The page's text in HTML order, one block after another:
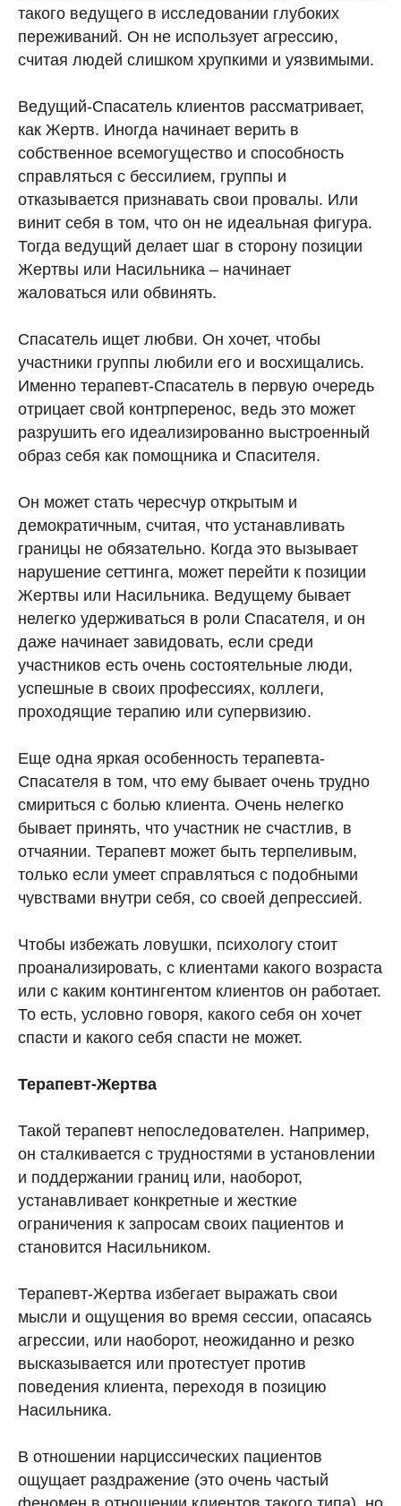
такого ведущего в исследовании глубоких
переживаний. Он не использует агрессию,
считая людей слишком хрупкими и уязвимыми.
Ведущий-Спасатель клиентов рассматривает,
как Жертв. Иногда начинает верить в
собственное всемогущество и способность
справляться с бессилием, группы и
отказывается признавать свои провалы. Или
винит себя в том, что он не идеальная фигура.
Тогда ведущий делает шаг в сторону позиции
Жертвы или Насильника – начинает
жаловаться или обвинять.
Спасатель ищет любви. Он хочет, чтобы
участники группы любили его и восхищались.
Именно терапевт-Спасатель в первую очередь
отрицает свой контрперенос, ведь это может
разрушить его идеализированно выстроенный
образ себя как помощника и Спасителя.
Он может стать чересчур открытым и
демократичным, считая, что устанавливать
границы не обязательно. Когда это вызывает
нарушение сеттинга, может перейти к позиции
Жертвы или Насильника. Ведущему бывает
нелегко удерживаться в роли Спасателя, и он
даже начинает завидовать, если среди
участников есть очень состоятельные люди,
успешные в своих профессиях, коллеги,
проходящие терапию или супервизию.
Еще одна яркая особенность терапевта-
Спасателя в том, что ему бывает очень трудно
смириться с болью клиента. Очень нелегко
бывает принять, что участник не счастлив, в
отчаянии. Терапевт может быть терпеливым,
только если умеет справляться с подобными
чувствами внутри себя, со своей депрессией.
Чтобы избежать ловушки, психологу стоит
проанализировать, с клиентами какого возраста
или с каким контингентом клиентов он работает.
То есть, условно говоря, какого себя он хочет
спасти и какого себя спасти не может.
Терапевт-Жертва
Такой терапевт непоследователен. Например,
он сталкивается с трудностями в установлении
и поддержании границ или, наоборот,
устанавливает конкретные и жесткие
ограничения к запросам своих пациентов и
становится Насильником.
Терапевт-Жертва избегает выражать свои
мысли и ощущения во время сессии, опасаясь
агрессии, или наоборот, неожиданно и резко
высказывается или протестует против
поведения клиента, переходя в позицию
Насильника.
В отношении нарциссических пациентов
ощущает раздражение (это очень частый